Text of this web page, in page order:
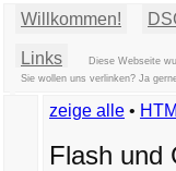
Willkommen!
Links
Diese Webseite
Sie wollen uns verlinken? Ja
zeige alle •
Flash und